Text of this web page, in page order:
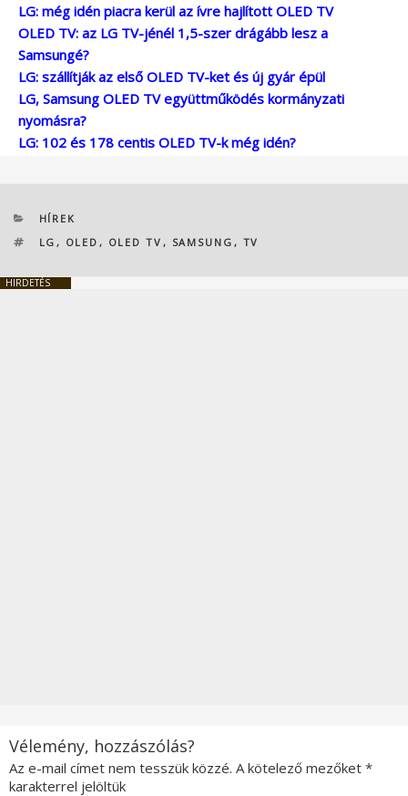
LG: még idén piacra kerül az ívre hajlított OLED TV
OLED TV: az LG TV-jénél 1,5-szer drágább lesz a
Samsungé?
LG: szállítják az első OLED TV-ket és új gyár épül
LG, Samsung OLED TV együttműködés kormányzati
nyomásra?
LG: 102 és 178 centis OLED TV-k még idén?
KATEGÓRIÁK
HÍREK
CÍMKÉK
LG , OLED , OLED TV , SAMSUNG , TV
HIRDETÉS
Vélemény, hozzászólás?
Az e-mail címet nem tesszük közzé. A kötelező mezőket *
karakterrel jelöltük